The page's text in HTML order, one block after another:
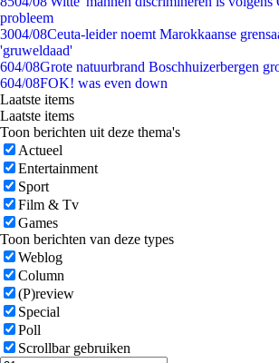
probleem
3004/08Ceuta-leider noemt Marokkaanse
'gruweldaad'
604/08Grote natuurbrand Boschhuizerbergen
604/08FOK! was even down
Laatste items
Laatste items
Toon berichten uit deze thema's
Actueel
Entertainment
Sport
Film & Tv
Games
Toon berichten van deze types
Weblog
Column
(P)review
Special
Poll
Scrollbar gebruiken